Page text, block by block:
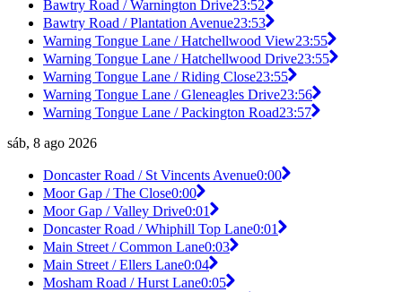
Bawtry Road / Warnington Drive23:52
Bawtry Road / Plantation Avenue23:53
Warning Tongue Lane / Hatchellwood View23:55
Warning Tongue Lane / Hatchellwood Drive23:55
Warning Tongue Lane / Riding Close23:55
Warning Tongue Lane / Gleneagles Drive23:56
Warning Tongue Lane / Packington Road23:57
sáb, 8 ago 2026
Doncaster Road / St Vincents Avenue0:00
Moor Gap / The Close0:00
Moor Gap / Valley Drive0:01
Doncaster Road / Whiphill Top Lane0:01
Main Street / Common Lane0:03
Main Street / Ellers Lane0:04
Mosham Road / Hurst Lane0:05